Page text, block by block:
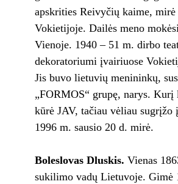
apskrities Reivyčių kaime, mirė
Vokietijoje. Dailės meno
Vienoje. 1940 – 51 m. dirbo
dekoratoriumi įvairiuose
Jis buvo lietuvių menininkų,
„FORMOS“ grupę, narys. Kurį
kūrė JAV, tačiau vėliau
1996 m. sausio 20 d. mirė.
Boleslovas Dluskis. Vienas
sukilimo vadų Lietuvoje. Gimė